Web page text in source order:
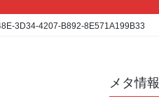
3D34-4207-B892-8E571A199B33
メタ情報